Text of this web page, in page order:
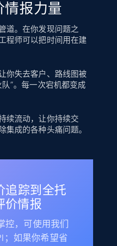
情报力量
道。在你发现问题之
程师可以把时间用在建
你失去客户、路线图被
”。每一次宕机都变成
续流动，让你持续交
集成的各种头痛问题。
追踪到全托
价情报
控，可使用我们
；如果你希望省